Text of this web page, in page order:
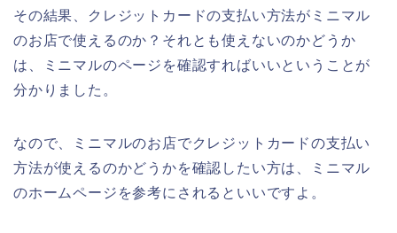
その結果、クレジットカードの支払い方法がミニマル
のお店で使えるのか？それとも使えないのかどうか
は、ミニマルのページを確認すればいいということが
分かりました。
なので、ミニマルのお店でクレジットカードの支払い
方法が使えるのかどうかを確認したい方は、ミニマル
のホームページを参考にされるといいですよ。